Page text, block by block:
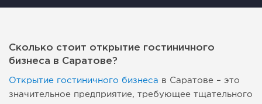
Сколько стоит открытие гостиничного
бизнеса в Саратове?
Открытие гостиничного бизнеса в Саратове – это
значительное предприятие, требующее тщательного